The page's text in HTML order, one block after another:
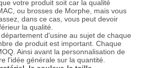
votre produit soit car la qualité
ou brosses de Morphe, mais vous
dans ce cas, vous peut devoir
la qualité.
d'usine au sujet de chaque
de produit est important. Chaque
Ainsi avant la personnalisation de
l'idée générale sur la quantité.